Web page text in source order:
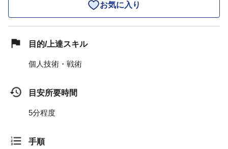
お気に入り
目的/上達スキル
個人技術・戦術
目安所要時間
5分程度
手順